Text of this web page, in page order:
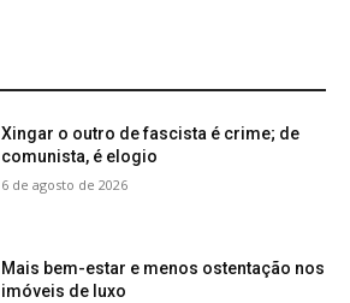
Xingar o outro de fascista é crime; de
comunista, é elogio
6 de agosto de 2026
Mais bem-estar e menos ostentação nos
imóveis de luxo